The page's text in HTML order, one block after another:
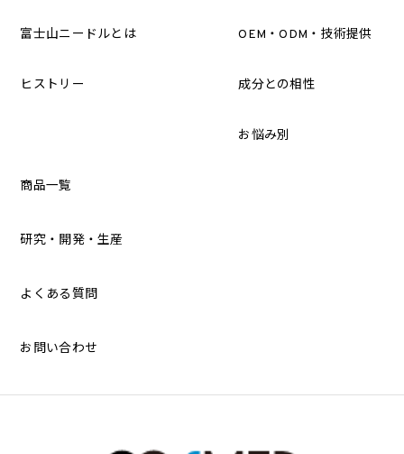
富士山ニードルとは
ヒストリー
OEM・ODM・技術提供
成分との相性
お悩み別
商品一覧
研究・開発・生産
よくある質問
お問い合わせ